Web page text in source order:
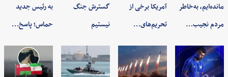
مانده‌ایم، به‌خاطر
مردم نجیب…
آمریکا برخی از
تحریم‌های…
گسترش جنگ
نیستیم
به رئیس جدید
حماس؛ پاسخ…